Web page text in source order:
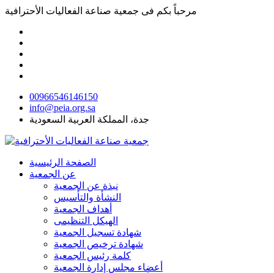
مرحباً بكم فى جمعية صناعة الفعاليات الأحترافية
00966546146150
info@peia.org.sa
جدة، المملكة العربية السعودية
الصفحة الرئيسية
عن الجمعية
نبذة عن الجمعية
النشأة والتأسيس
أهداف الجمعية
الهيكل التنظيمى
شهادة تسجيل الجمعية
شهادة ترخيص الجمعية
كلمة رئيس الجمعية
أعضاء مجلس إدارة الجمعية